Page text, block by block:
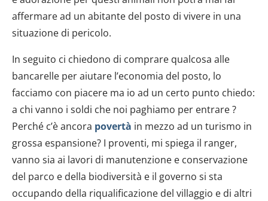
affermare ad un abitante del posto di vivere in una
situazione di pericolo.
In seguito ci chiedono di comprare qualcosa alle
bancarelle per aiutare l’economia del posto, lo
facciamo con piacere ma io ad un certo punto chiedo:
a chi vanno i soldi che noi paghiamo per entrare ?
Perché c’è ancora povertà in mezzo ad un turismo in
grossa espansione? I proventi, mi spiega il ranger,
vanno sia ai lavori di manutenzione e conservazione
del parco e della biodiversità e il governo si sta
occupando della riqualificazione del villaggio e di altri